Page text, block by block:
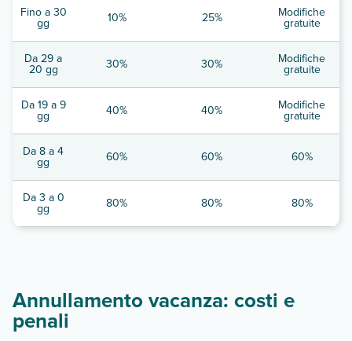
Fino a 30
gg 10% 25% Modifiche
gratuite
Da 29 a
20 gg 30% 30% Modifiche
gratuite
Da 19 a 9
gg 40% 40% Modifiche
gratuite
Da 8 a 4
gg 60% 60% 60%
Da 3 a 0
gg 80% 80% 80%
Annullamento vacanza: costi e
penali